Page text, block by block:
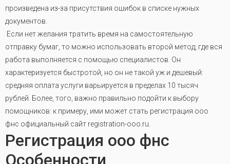
произведена из-за присутствия ошибок в списке нужных
документов.
Если нет желания тратить время на самостоятельную
отправку бумаг, то можно использовать второй метод, где вся
работа выполняется с помощью специалистов. Он
характеризуется быстротой, но он не такой уж и дешевый:
средняя оплата услуги варьируется в пределах 10 тысяч
рублей. Более, того, важно правильно подойти к выбору
помощников: к примеру, ими может стать регистрация ооо
фнс официальный сайт registration-ooo.ru.
Регистрация ооо фнс
Особенности